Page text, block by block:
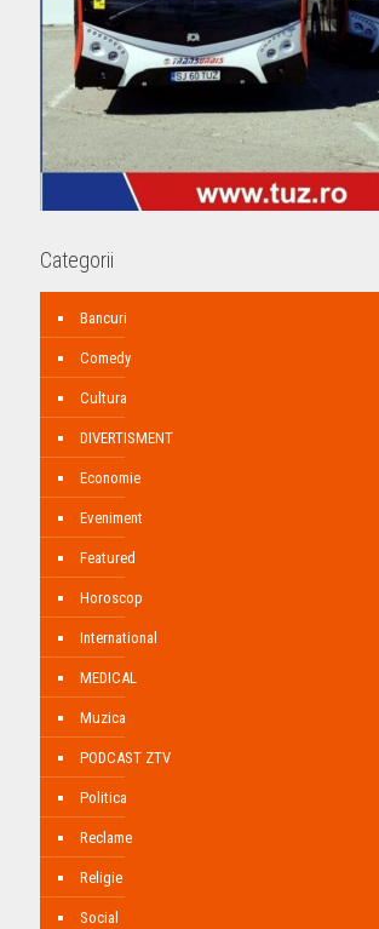
Categorii
Bancuri
Comedy
Cultura
DIVERTISMENT
Economie
Eveniment
Featured
Horoscop
International
MEDICAL
Muzica
PODCAST ZTV
Politica
Reclame
Religie
Social